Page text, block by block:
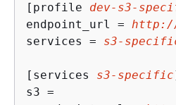
[profile dev-s3-
endpoint_url = http://
services = s3-
[services s3-specific
s3 =